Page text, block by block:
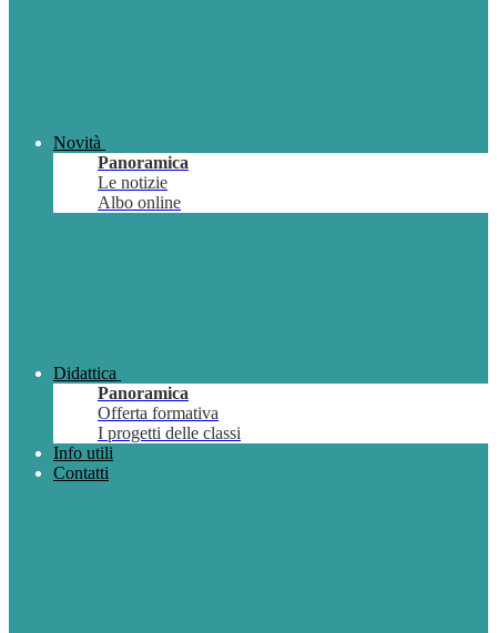
Novità
Panoramica
Le notizie
Albo online
Didattica
Panoramica
Offerta formativa
I progetti delle classi
Info utili
Contatti